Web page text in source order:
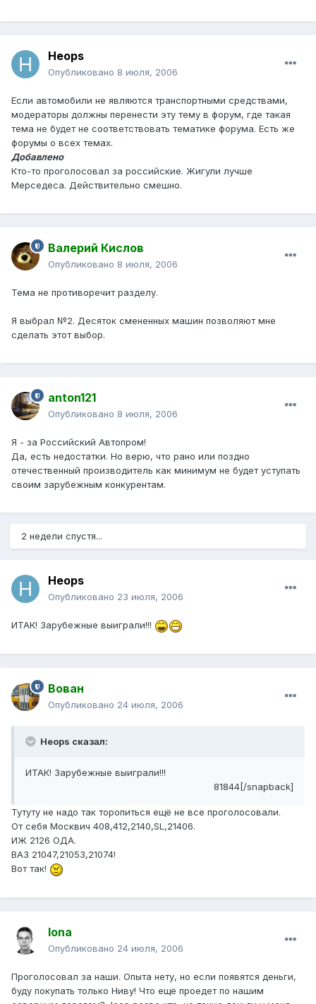
Heops
Опубликовано 8 июля, 2006
Если автомобили не являются транспортными средствами,
модераторы должны перенести эту тему в форум, где такая
тема не будет не соответствовать тематике форума. Есть же
форумы о всех темах.
Добавлено
Кто-то проголосовал за российские. Жигули лучше
Мерседеса. Действительно смешно.
Валерий Кислов
Опубликовано 8 июля, 2006
Тема не противоречит разделу.
Я выбрал №2. Десяток смененных машин позволяют мне
сделать этот выбор.
anton121
Опубликовано 8 июля, 2006
Я - за Российский Автопром!
Да, есть недостатки. Но верю, что рано или поздно
отечественный производитель как минимум не будет уступать
своим зарубежным конкурентам.
2 недели спустя...
Heops
Опубликовано 23 июля, 2006
ИТАК! Зарубежные выиграли!!!
Вован
Опубликовано 24 июля, 2006
Heops сказал:
ИТАК! Зарубежные выиграли!!!
81844[/snapback]
Тутуту не надо так торопиться ещё не все проголосовали.
От себя Москвич 408,412,2140,SL,21406.
ИЖ 2126 ОДА.
ВАЗ 21047,21053,21074!
Вот так!
Iona
Опубликовано 24 июля, 2006
Проголосовал за наши. Опыта нету, но если появятся деньги,
буду покупать только Ниву! Что ещё проедет по нашим